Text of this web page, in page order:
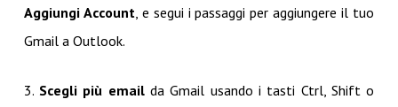
Aggiungi Account , e segui i passaggi per aggiungere il tuo
Gmail a Outlook.
3. Scegli più emailda Gmail usando i tasti Ctrl, Shift o